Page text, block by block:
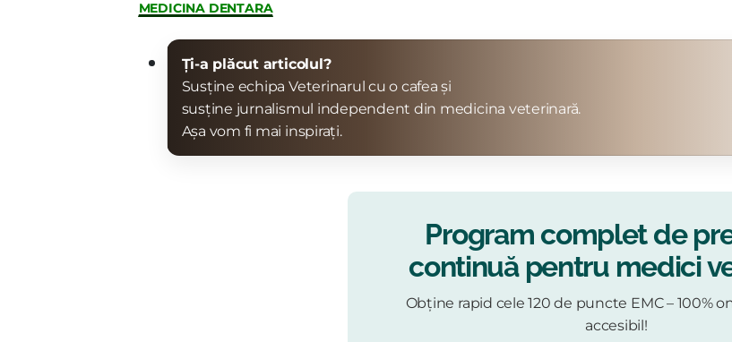
MEDICINA DENTARA
Ți-a plăcut articolul?
Susține echipa Veterinarul cu o cafea și
susține jurnalismul independent din medicina veterinară.
Așa vom fi mai inspirați.
Program complet de
continuă pentru medici
Obține rapid cele 120 de puncte EMC – 100%
accesibil!